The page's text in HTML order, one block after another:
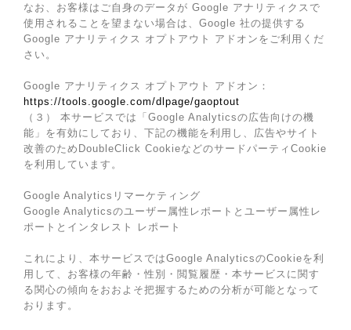
なお、お客様はご自身のデータが Google アナリティクスで
使用されることを望まない場合は、Google 社の提供する
Google アナリティクス オプトアウト アドオンをご利用くだ
さい。
Google アナリティクス オプトアウト アドオン：
https://tools.google.com/dlpage/gaoptout
（３） 本サービスでは「Google Analyticsの広告向けの機
能」を有効にしており、下記の機能を利用し、広告やサイト
改善のためDoubleClick CookieなどのサードパーティCookie
を利用しています。
Google Analyticsリマーケティング
Google Analyticsのユーザー属性レポートとユーザー属性レ
ポートとインタレスト レポート
これにより、本サービスではGoogle AnalyticsのCookieを利
用して、お客様の年齢・性別・閲覧履歴・本サービスに関す
る関心の傾向をおおよそ把握するための分析が可能となって
おります。